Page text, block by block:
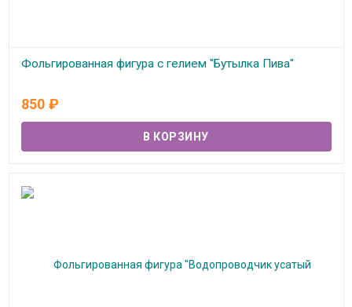
Фольгированная фигура с гелием "Бутылка Пива"
850 ₽